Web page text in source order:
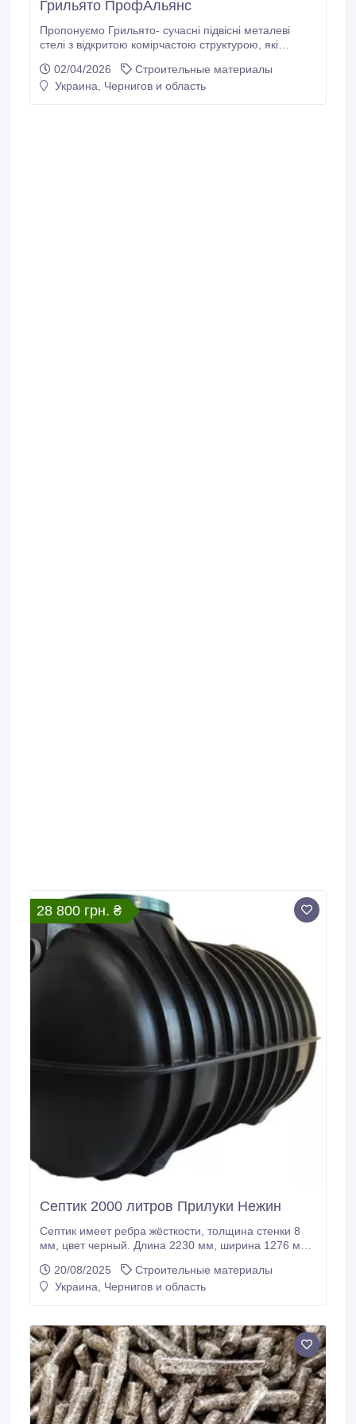
Грильято ПрофАльянс
Пропонуємо Грильято- сучасні підвісні металеві
стелі з відкритою комірчастою структурою, які
Вони ідеально підходять для торгових центрів,
офісів, бізнес-центрів, ресторанів і громадських
02/04/2026
Строительные материалы
Украина, Чернигов и область
28 800 грн. ₴
Септик 2000 литров Прилуки Нежин
Септик имеет ребра жёсткости, толщина стенки 8
мм, цвет черный. Длина 2230 мм, ширина 1276 мм,
установлены два патрубка диаметром 110мм для
подключения канализационных труб. Емкость
20/08/2025
Строительные материалы
Украина, Чернигов и область